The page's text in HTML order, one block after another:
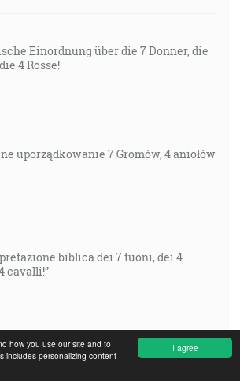
I agree
how you use our site and to
includes personalizing content
Einordnung über die 7 Donner, die
4 Rosse!
uporządkowanie 7 Gromów, 4 aniołów
biblica dei 7 tuoni, dei 4
cavalli!”
Krefeld, Germany, Missions-